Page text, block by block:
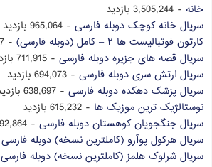
خانه - 3,505,244 بازدید
سریال خانه کوچک دوبله فارسی - 965,064 بازدید
کارتون فوتبالیست ها ۲ – کامل (دوبله فارسی)
- 834,387 بازدید
سریال قصه های جزیره دوبله فارسی - 711,915 بازدید
سریال ارتش سری دوبله فارسی - 694,073 بازدید
سریال پزشک دهکده دوبله فارسی - 638,697 بازدید
نوستالژیک ترین موزیک ها - 615,232 بازدید
سریال جنگجویان کوهستان دوبله فارسی - 592,864 بازدید
سریال هرکول پوآرو (کاملترین نسخه) دوبله فارسی
سریال شرلوک هلمز (کاملترین نسخه) دوبله فارسی